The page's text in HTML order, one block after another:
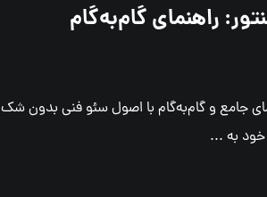
راهنمای گام‌به‌گام
جامع و گام‌به‌گام با اصول سئو فنی بدون شک